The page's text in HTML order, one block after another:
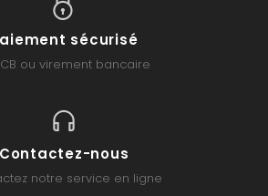
sécurisé
ou virement bancaire
Contactez-nous
notre service en ligne